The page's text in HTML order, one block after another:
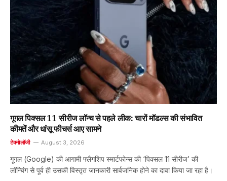
गूगल पिक्सल 11 सीरीज लॉन्च से पहले लीक: चारों मॉडल्स की संभावित
कीमतें और धांसू फीचर्स आए सामने
टेक्नोलॉजी August 3, 2026
गूगल (Google) की आगामी फ्लैगशिप स्मार्टफोन्स की ‘पिक्सल 11 सीरीज’ की
लॉन्चिंग से पूर्व ही उसकी विस्तृत जानकारी सार्वजनिक होने का दावा किया जा रहा है।